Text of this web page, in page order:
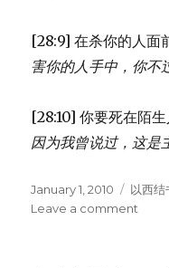
[28:9] 在杀你的人面
害你的人手中， 你不
[28:10] 你要死在陌生
因为我曾说过， 这是
Posted
on
January 1, 2010 以西结
Leave a comment